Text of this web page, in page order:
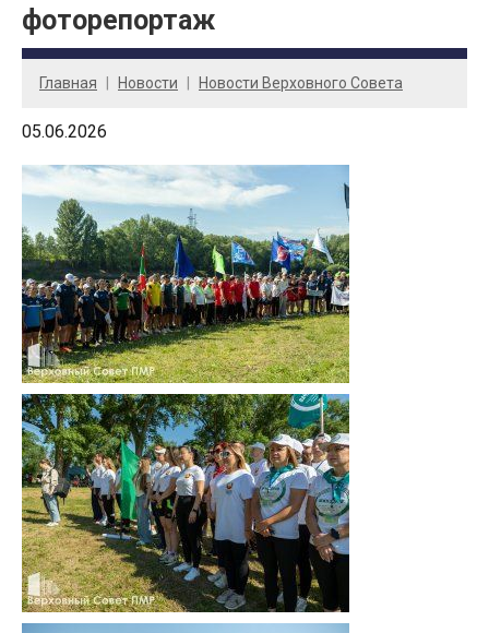
фоторепортаж
Главная Новости Новости Верховного Совета
05.06.2026